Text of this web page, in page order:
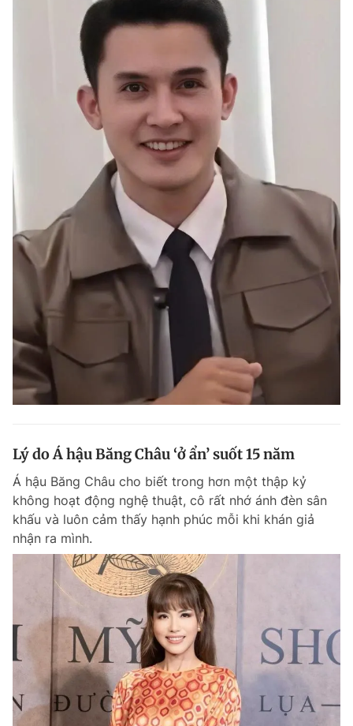
Giấy phép xuất bản số 110/GP - BTTTT cấp ngày 24.3.2020
© 2003-2026 Bản quyền thuộc về Báo Thanh Niên. Cấm sao chép
dưới mọi hình thức nếu không có sự chấp thuận bằng văn bản.
Phát triển bởi ePi Technologies, JSC.
Lý do Á hậu Băng Châu ‘ở ẩn’ suốt 15 năm
Á hậu Băng Châu cho biết trong hơn một thập kỷ
không hoạt động nghệ thuật, cô rất nhớ ánh đèn sân
khấu và luôn cảm thấy hạnh phúc mỗi khi khán giả
nhận ra mình.